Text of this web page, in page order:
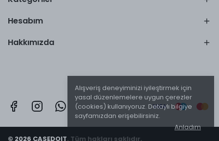
Alışveriş deneyiminizi iyileştirmek için
yasal düzenlemelere uygun çerezler
(cookies) kullanıyoruz. Detaylı bilgiye
sayfamızdan erişebilirsiniz.
Anladım
Hesabım
Hakkımızda
© 2026 CASEDOIT. Tüm hakları saklıdır.